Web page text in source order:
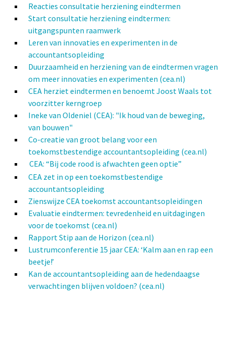
Reacties consultatie herziening eindtermen
Start consultatie herziening eindtermen:
uitgangspunten raamwerk
Leren van innovaties en experimenten in de
accountantsopleiding
Duurzaamheid en herziening van de eindtermen vragen
om meer innovaties en experimenten (cea.nl)
CEA herziet eindtermen en benoemt Joost Waals tot
voorzitter kerngroep
Ineke van Oldeniel (CEA): "Ik houd van de beweging,
van bouwen"
Co-creatie van groot belang voor een
toekomstbestendige accountantsopleiding (cea.nl)
CEA: “Bij code rood is afwachten geen optie”
CEA zet in op een toekomstbestendige
accountantsopleiding
Zienswijze CEA toekomst accountantsopleidingen
Evaluatie eindtermen: tevredenheid en uitdagingen
voor de toekomst (cea.nl)
Rapport Stip aan de Horizon (cea.nl)
Lustrumconferentie 15 jaar CEA: ‘Kalm aan en rap een
beetje!’
Kan de accountantsopleiding aan de hedendaagse
verwachtingen blijven voldoen? (cea.nl)